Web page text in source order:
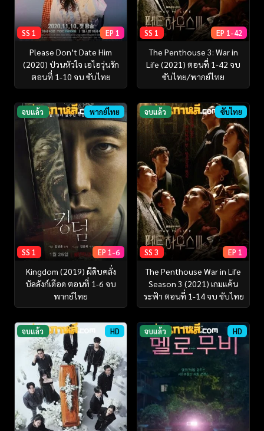
SS 1 EP 1
Please Don’t Date Him
(2020) ป่วนหัวใจ เอไอวุ่นรัก
ตอนที่ 1-10 จบ ซับไทย
SS 1 EP 1-42
The Penthouse 3: War in
Life (2021) ตอนที่ 1-42 จบ
ซับไทย/พากย์ไทย
จบแล้ว พากย์ไทย
SS 1 EP 1-6
Kingdom (2019) ผีดิบคลั่ง
บัลลังก์เดือด ตอนที่ 1-6 จบ
พากย์ไทย
จบแล้ว ซับไทย
SS 3 EP 1
The Penthouse War in Life
Season 3 (2021) เกมแค้น
ระฟ้า ตอนที่ 1-14 จบ ซับไทย
จบแล้ว HD จบแล้ว HD